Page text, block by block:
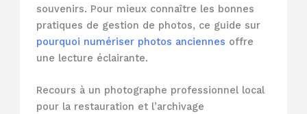
souvenirs. Pour mieux connaître les bonnes
pratiques de gestion de photos, ce guide sur
pourquoi numériser photos anciennes offre
une lecture éclairante.
Recours à un photographe professionnel local
pour la restauration et l’archivage